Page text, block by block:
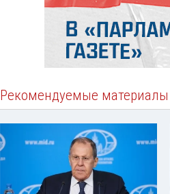
Рекомендуемые материалы